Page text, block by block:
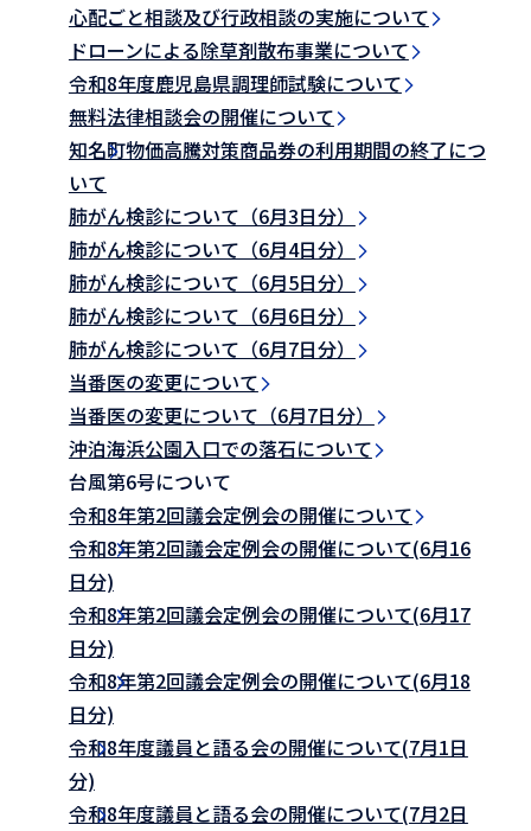
心配ごと相談及び行政相談の実施について
ドローンによる除草剤散布事業について
令和8年度鹿児島県調理師試験について
無料法律相談会の開催について
知名町物価高騰対策商品券の利用期間の終了につ
いて
肺がん検診について（6月3日分）
肺がん検診について（6月4日分）
肺がん検診について（6月5日分）
肺がん検診について（6月6日分）
肺がん検診について（6月7日分）
当番医の変更について
当番医の変更について（6月7日分）
沖泊海浜公園入口での落石について
台風第6号について
令和8年第2回議会定例会の開催について
令和8年第2回議会定例会の開催について(6月16
日分)
令和8年第2回議会定例会の開催について(6月17
日分)
令和8年第2回議会定例会の開催について(6月18
日分)
令和8年度議員と語る会の開催について(7月1日
分)
令和8年度議員と語る会の開催について(7月2日